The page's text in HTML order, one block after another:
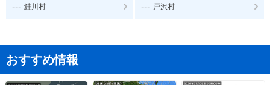
--- 鮭川村 --- 戸沢村
おすすめ情報